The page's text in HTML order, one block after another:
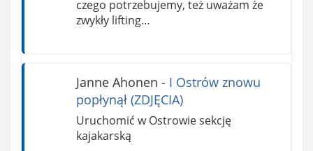
czego potrzebujemy, też uważam że
zwykły lifting…
Janne Ahonen - I Ostrów znowu
popłynął (ZDJĘCIA)
Uruchomić w Ostrowie sekcję
kajakarską